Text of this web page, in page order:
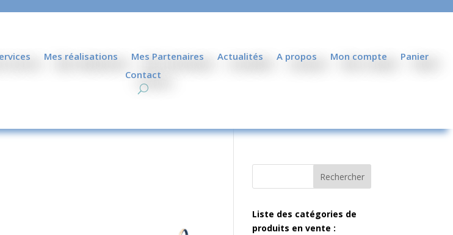
Mes réalisations Mes Partenaires Actualités A propos Mon compte
Panier
Contact
Rechercher
Liste des catégories de
produits en vente :